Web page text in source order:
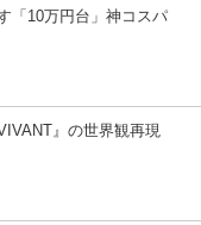
「10万円台」神コスパ
』の世界観再現